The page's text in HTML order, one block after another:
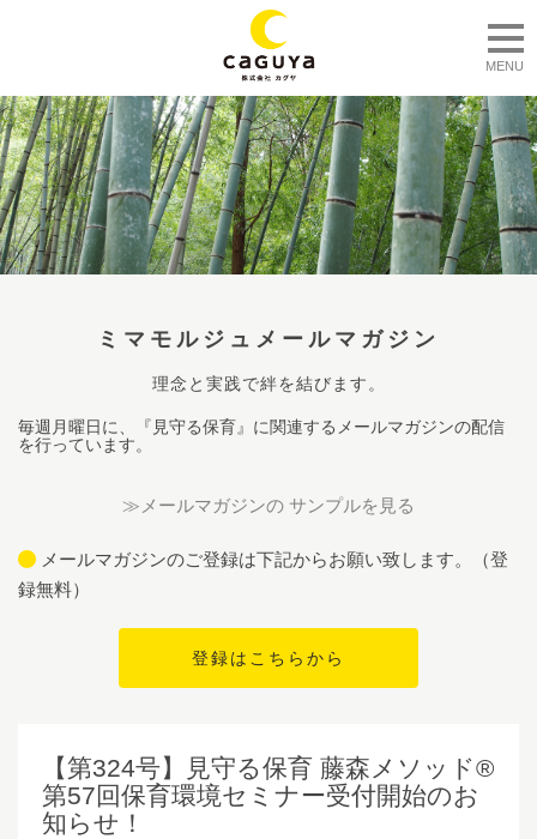
MENU
ミマモルジュメールマガジン
理念と実践で絆を結びます。
毎週月曜日に、『見守る保育』に関連するメールマガジンの配信
を行っています。
≫メールマガジンの サンプルを見る
メールマガジンのご登録は下記からお願い致します。（登
録無料）
【第324号】見守る保育 藤森メソッド®
第57回保育環境セミナー受付開始のお
知らせ！